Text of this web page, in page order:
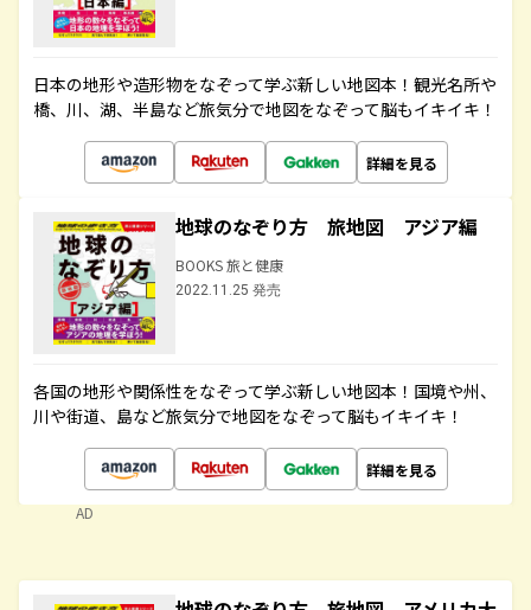
日本の地形や造形物をなぞって学ぶ新しい地図本！観光名所や
橋、川、湖、半島など旅気分で地図をなぞって脳もイキイキ！
詳細を見る
地球のなぞり方 旅地図 アジア編
BOOKS 旅と健康
2022.11.25 発売
各国の地形や関係性をなぞって学ぶ新しい地図本！国境や州、
川や街道、島など旅気分で地図をなぞって脳もイキイキ！
詳細を見る
AD